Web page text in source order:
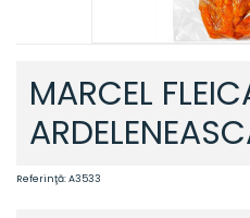
MARCEL
Referinţă:A3533